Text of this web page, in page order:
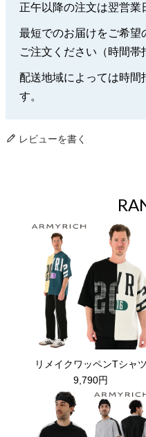
正午以降の注文は翌営業
最短でのお届けをご希望
ご注文ください（時間帯
配送地域によっては時間
す。
レビューを書く
リメイクワッペンTシャツ
9,790円